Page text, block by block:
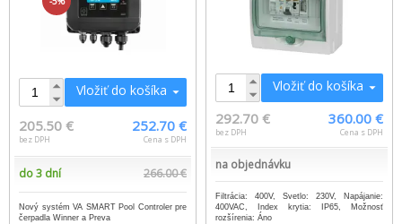
Vložiť do košíka
205.50 €
bez DPH
252.70 €
Cena s DPH
do 3 dní 266.00 €
Nový systém VA SMART Pool Controler pre
čerpadla Winner a Preva
Vložiť do košíka
292.70 €
bez DPH
360.00 €
Cena s DPH
na objednávku
Filtrácia: 400V, Svetlo: 230V, Napájanie:
400VAC, Index krytia: IP65, Možnosť
rozšírenia: Áno